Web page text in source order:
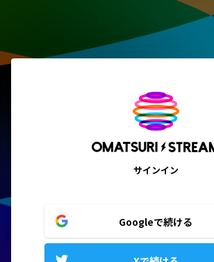
サインイン
Googleで続ける